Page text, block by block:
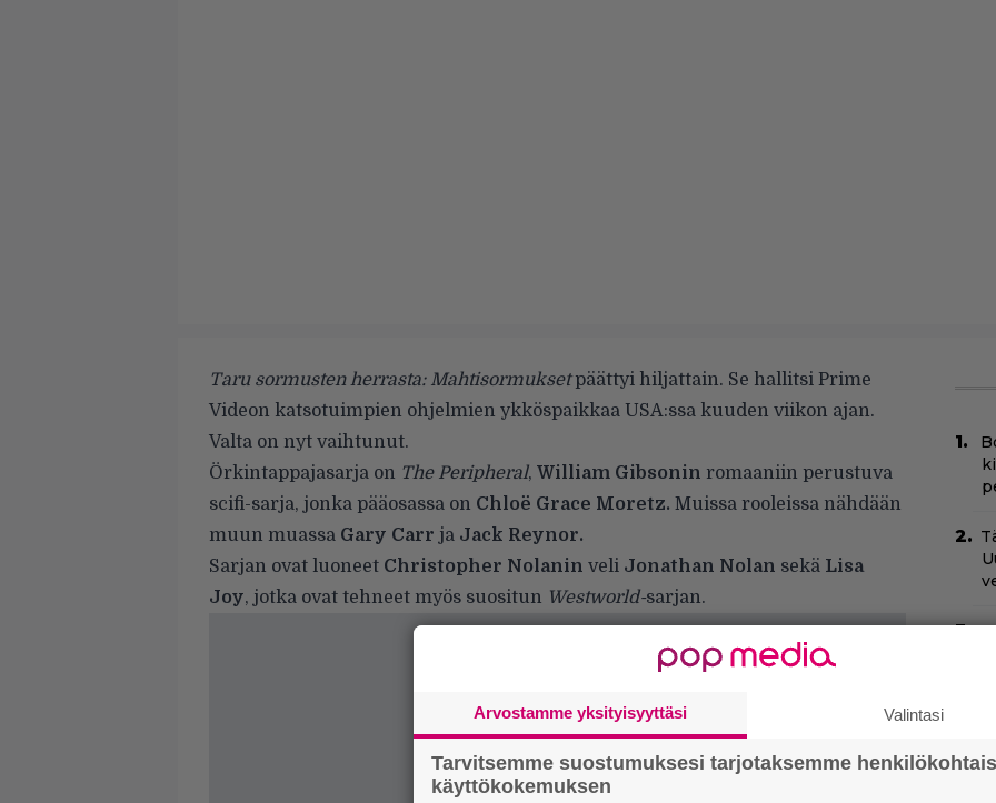
Taru sormusten herrasta: Mahtisormuksetpäättyi hiljattain. Se hallitsi Prime
Videon katsotuimpien ohjelmien ykköspaikkaa USA:ssa kuuden viikon ajan.
Valta on nyt vaihtunut.
Örkintappajasarja on The Peripheral, William Gibsonin romaaniin perustuva
scifi-sarja, jonka pääosassa on Chloë Grace Moretz. Muissa rooleissa nähdään
muun muassa Gary Carr ja Jack Reynor.
Sarjan ovat luoneet Christopher Nolanin veli Jonathan Nolan sekä Lisa
Joy, jotka ovat tehneet myös suositun Westworld-sarjan.
Arvostamme yksityisyyttäsi Valintasi
Tarvitsemme suostumuksesi tarjotaksemme
käyttökokemuksen